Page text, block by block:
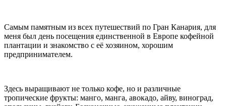
Самым памятным из всех путешествий по Гран Канария, для
меня был день посещения единственной в Европе кофейной
плантации и знакомство с её хозяином, хорошим
предпринимателем.
Здесь выращивают не только кофе, но и различные
тропические фрукты: манго, манга, авокадо, айву, виноград,